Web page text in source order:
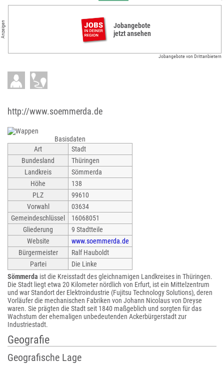
Anzeigen
Jobangebote
jetzt ansehen
Jobangebote von Drittanbietern
http://www.soemmerda.de
Basisdaten
Art
Stadt
Bundesland
Thüringen
Landkreis
Sömmerda
Höhe
138
PLZ
99610
Vorwahl
03634
Gemeindeschlüssel
16068051
Gliederung
9 Stadtteile
Website
www.soemmerda.de
Bürgermeister
Ralf Hauboldt
Partei
Die Linke
Sömmerda ist die Kreisstadt des gleichnamigen Landkreises in Thüringen.
Die Stadt liegt etwa 20 Kilometer nördlich von Erfurt, ist ein Mittelzentrum
und war Standort der Elektroindustrie (Fujitsu Technology Solutions), deren
Vorläufer die mechanischen Fabriken von Johann Nicolaus von Dreyse
waren. Sie prägten die Stadt seit 1840 maßgeblich und sorgten für das
Wachstum der ehemaligen unbedeutenden Ackerbürgerstadt zur
Industriestadt.
Geografie
Geografische Lage